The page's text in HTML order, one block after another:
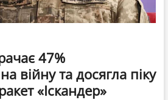
47%
війну та досягла піку
«Іскандер»